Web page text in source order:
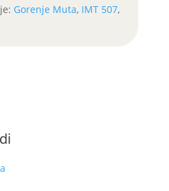
Gorenje Muta, IMT 507,